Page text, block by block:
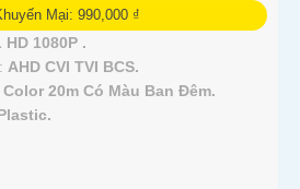
Mại: 990,000 ₫
HD 1080P .
AHD CVI TVI BCS.
20m Có Màu Ban Đêm.